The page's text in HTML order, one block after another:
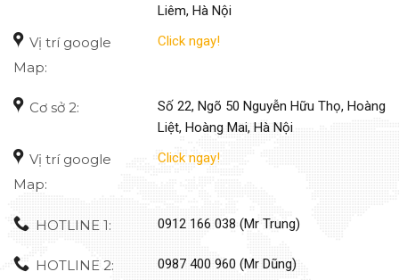
Liêm, Hà Nội
Vị trí google
Map:
Click ngay!
Cơ sở 2:
Số 22, Ngõ 50 Nguyễn Hữu Thọ, Hoàng
Liệt, Hoàng Mai, Hà Nội
Vị trí google
Map:
Click ngay!
HOTLINE 1: 0912 166 038 (Mr Trung)
HOTLINE 2: 0987 400 960 (Mr Dũng)